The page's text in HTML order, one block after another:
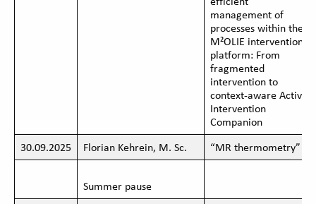
management of
processes within the
M²OLIE intervention
platform: From
fragmented
intervention to
context-aware Active
Intervention
Companion
30.09.2025 Florian Kehrein, M. Sc. “MR thermometry”
Summer pause